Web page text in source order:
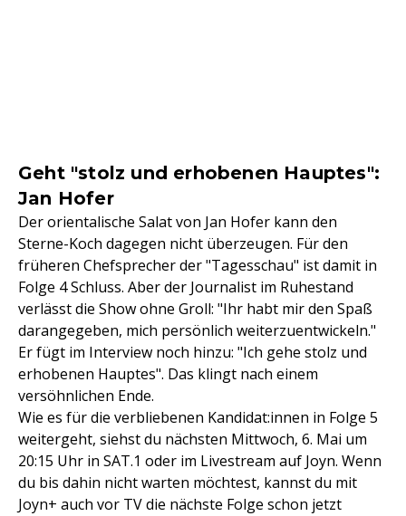
Geht "stolz und erhobenen Hauptes":
Jan Hofer
Der orientalische Salat von Jan Hofer kann den
Sterne-Koch dagegen nicht überzeugen. Für den
früheren Chefsprecher der "Tagesschau" ist damit in
Folge 4 Schluss. Aber der Journalist im Ruhestand
verlässt die Show ohne Groll: "Ihr habt mir den Spaß
darangegeben, mich persönlich weiterzuentwickeln."
Er fügt im Interview noch hinzu: "Ich gehe stolz und
erhobenen Hauptes". Das klingt nach einem
versöhnlichen Ende.
Wie es für die verbliebenen Kandidat:innen in Folge 5
weitergeht, siehst du nächsten Mittwoch, 6. Mai um
20:15 Uhr in SAT.1 oder im Livestream auf Joyn. Wenn
du bis dahin nicht warten möchtest, kannst du mit
Joyn+ auch vor TV die nächste Folge schon jetzt